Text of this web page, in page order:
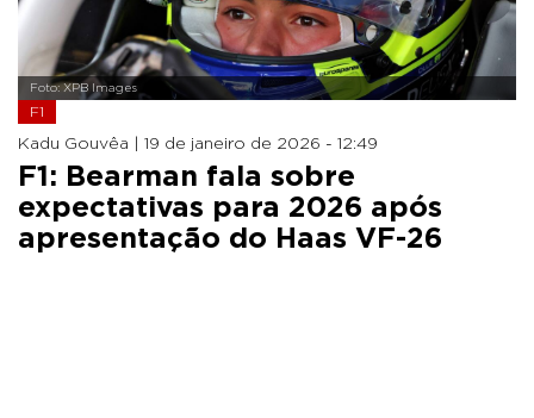
Foto: XPB Images
F1
Kadu Gouvêa | 19 de janeiro de 2026 - 12:49
F1: Bearman fala sobre
expectativas para 2026 após
apresentação do Haas VF-26